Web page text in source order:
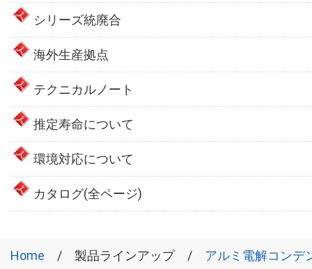
シリーズ統廃合
海外生産拠点
テクニカルノート
推定寿命について
環境対応について
カタログ(全ページ)
Home 製品ラインアップ アルミ電解コンデ